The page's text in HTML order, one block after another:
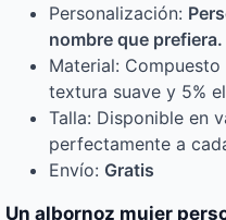
Personalización:
nombre que prefiera.
Material:
textura suave y 5%
Talla: Disponible en
perfectamente a
Envío: Gratis
Un albornoz mujer